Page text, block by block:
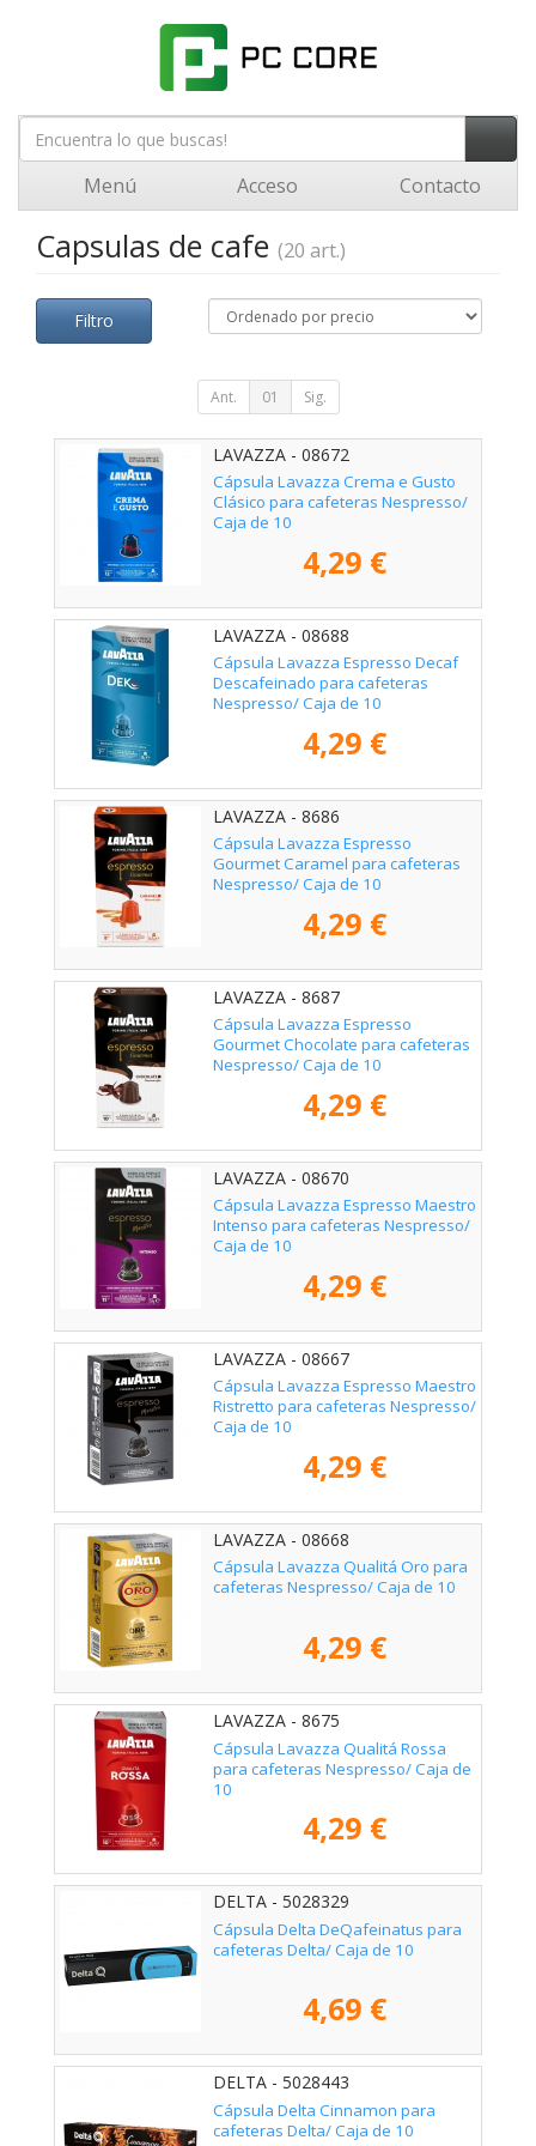
Menú Acceso Contacto
Capsulas de cafe (20 art.)
Filtro
Ant. 01 Sig.
LAVAZZA - 08672
Cápsula Lavazza Crema e Gusto
Clásico para cafeteras Nespresso/
Caja de 10
4,29 €
LAVAZZA - 08688
Cápsula Lavazza Espresso Decaf
Descafeinado para cafeteras
Nespresso/ Caja de 10
4,29 €
LAVAZZA - 8686
Cápsula Lavazza Espresso
Gourmet Caramel para cafeteras
Nespresso/ Caja de 10
4,29 €
LAVAZZA - 8687
Cápsula Lavazza Espresso
Gourmet Chocolate para cafeteras
Nespresso/ Caja de 10
4,29 €
LAVAZZA - 08670
Cápsula Lavazza Espresso Maestro
Intenso para cafeteras Nespresso/
Caja de 10
4,29 €
LAVAZZA - 08667
Cápsula Lavazza Espresso Maestro
Ristretto para cafeteras Nespresso/
Caja de 10
4,29 €
LAVAZZA - 08668
Cápsula Lavazza Qualitá Oro para
cafeteras Nespresso/ Caja de 10
4,29 €
LAVAZZA - 8675
Cápsula Lavazza Qualitá Rossa
para cafeteras Nespresso/ Caja de
10
4,29 €
DELTA - 5028329
Cápsula Delta DeQafeinatus para
cafeteras Delta/ Caja de 10
4,69 €
DELTA - 5028443
Cápsula Delta Cinnamon para
cafeteras Delta/ Caja de 10